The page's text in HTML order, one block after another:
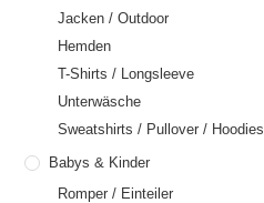
Jacken / Outdoor
Hemden
T-Shirts / Longsleeve
Unterwäsche
Sweatshirts / Pullover / Hoodies
Babys & Kinder
Romper / Einteiler